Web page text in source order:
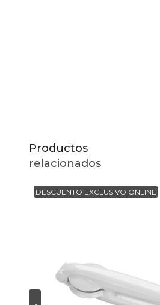
Productos
relacionados
DESCUENTO EXCLUSIVO ONLINE